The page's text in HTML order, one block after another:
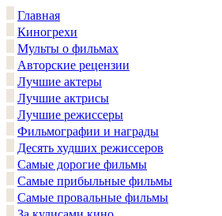
Главная
Киногрехи
Мульты о фильмах
Авторские рецензии
Лучшие актеры
Лучшие актрисы
Лучшие режиссеры
Фильмографии и награды
Десять худших режиссеров
Самые дорогие фильмы
Самые прибыльные фильмы
Самые провальные фильмы